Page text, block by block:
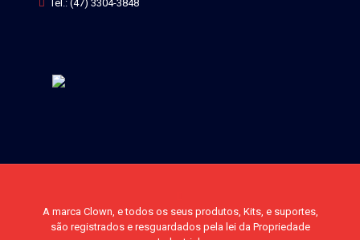
Tel.: (47) 3304-3848
A marca Clown, e todos os seus produtos, Kits, e suportes,
são registrados e resguardados pela lei da Propriedade